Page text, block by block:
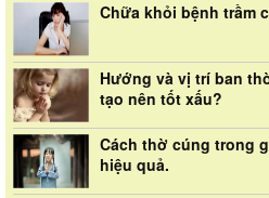
Chữa khỏi bệnh trầm
Hướng và vị trí ban
tạo nên tốt xấu?
Cách thờ cúng trong
hiệu quả.